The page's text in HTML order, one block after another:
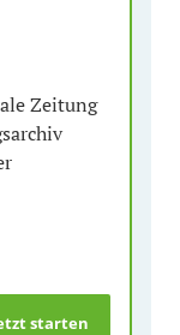
Zeitung